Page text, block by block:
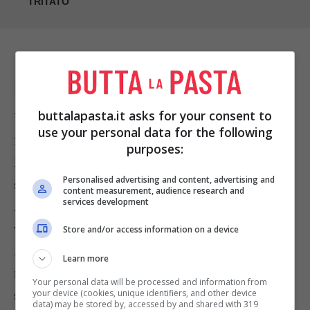
PREPARAZIONE
Versate il brodo in una pentola e mettetelo sul
fuoco.
Mettete gli spaghetti in una ciotola e versateci
sopra dell’acqua calda.
Aggiungete tutti gli altri ingredienti eccetto le
verdure al brodo e portate ad ebollizione.
Aggiungete anche le verdure e cuocetele per due
minuti. Aggiungete gli spaghetti alla zuppa e
servite spolverando con il coriandolo fresco.
buttalapasta.it asks for your consent to
use your personal data for the following
purposes:
Personalised advertising and content, advertising and
content measurement, audience research and
services development
Store and/or access information on a device
Learn more
Your personal data will be processed and information from
your device (cookies, unique identifiers, and other device
data) may be stored by, accessed by and shared with 319